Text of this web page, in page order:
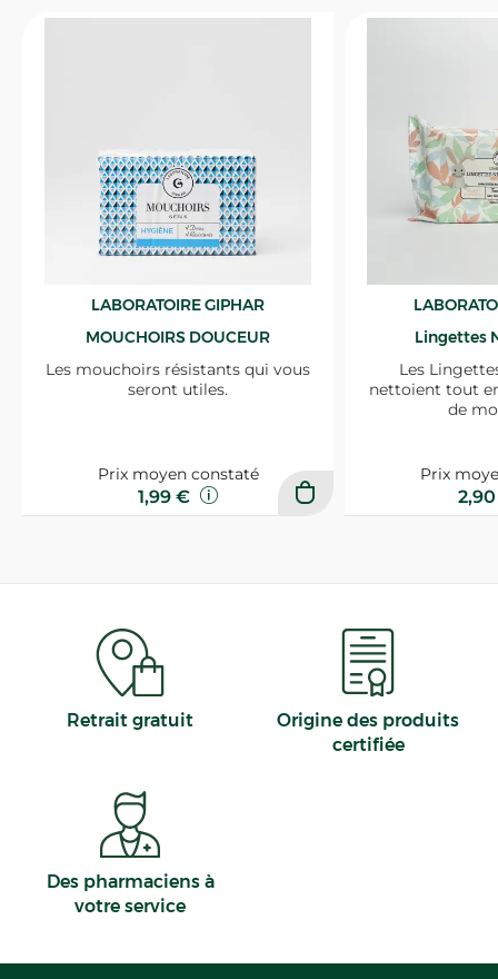
LABORATOIRE GIPHAR
MOUCHOIRS DOUCEUR
Les mouchoirs résistants qui vous
seront utiles.
Prix moyen constaté
1,99 €
Lingettes
Les
nettoient tout
de
Prix
Retrait gratuit
Origine des produits
certifiée
Des pharmaciens à
votre service